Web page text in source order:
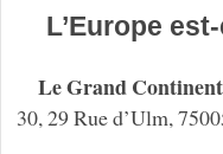
L’Europe
Le Grand
30, 29 Rue d’Ulm,